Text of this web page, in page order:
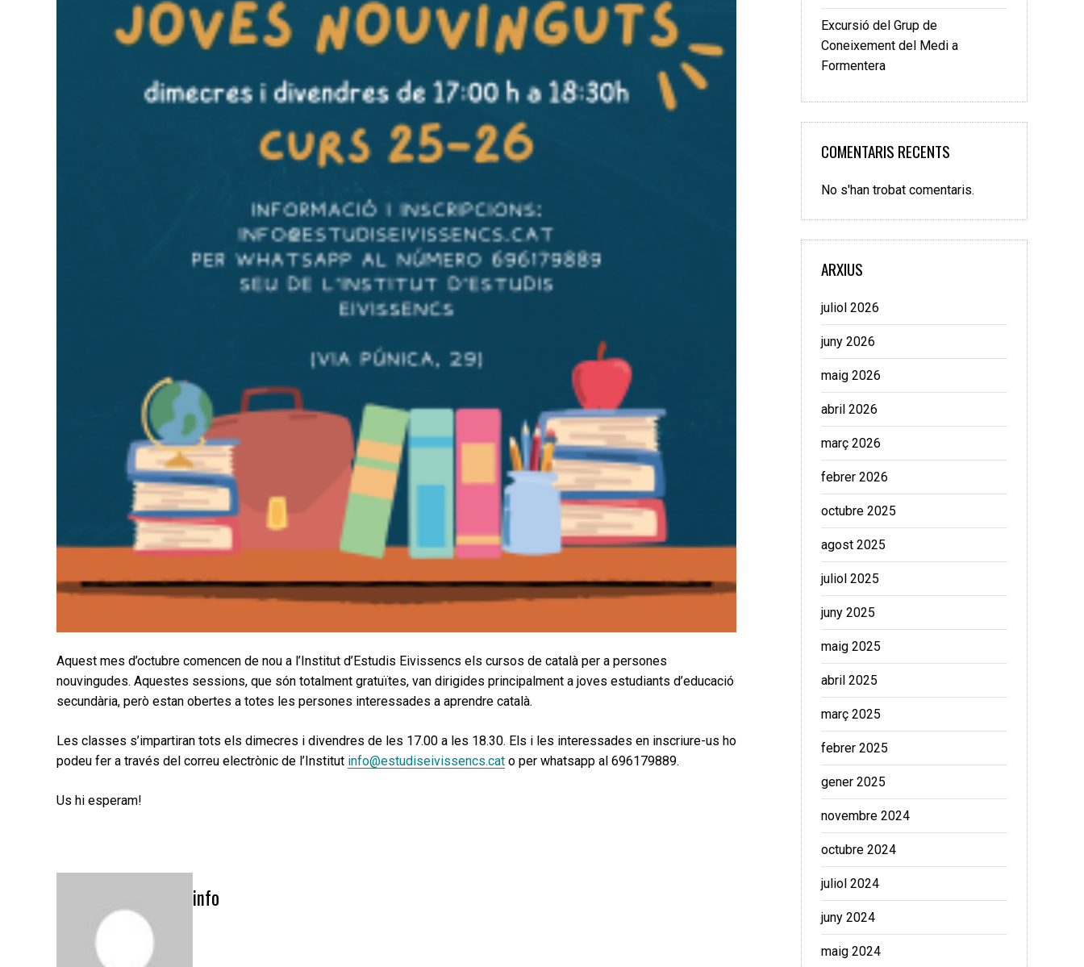
Aquest mes d’octubre comencen de nou a l’Institut d’Estudis Eivissencs els cursos de català per a persones
nouvingudes. Aquestes sessions, que són totalment gratuïtes, van dirigides principalment a joves estudiants d’educació
secundària, però estan obertes a totes les persones interessades a aprendre català.
Les classes s’impartiran tots els dimecres i divendres de les 17.00 a les 18.30. Els i les interessades en inscriure-us ho
podeu fer a través del correu electrònic de l’Institut info@estudiseivissencs.cat o per whatsapp al 696179889.
Us hi esperam!
info
Excursió del Grup de
Coneixement del Medi a
Formentera
COMENTARIS RECENTS
No s'han trobat comentaris.
ARXIUS
juliol 2026
juny 2026
maig 2026
abril 2026
març 2026
febrer 2026
octubre 2025
agost 2025
juliol 2025
juny 2025
maig 2025
abril 2025
març 2025
febrer 2025
gener 2025
novembre 2024
octubre 2024
juliol 2024
juny 2024
maig 2024